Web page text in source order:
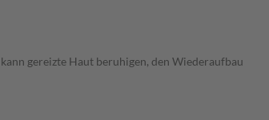
gereizte Haut beruhigen, den Wiederaufbau